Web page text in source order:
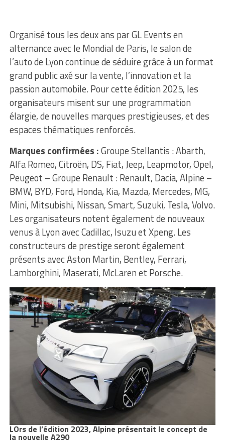
Organisé tous les deux ans par GL Events en
alternance avec le Mondial de Paris, le salon de
l’auto de Lyon continue de séduire grâce à un format
grand public axé sur la vente, l’innovation et la
passion automobile. Pour cette édition 2025, les
organisateurs misent sur une programmation
élargie, de nouvelles marques prestigieuses, et des
espaces thématiques renforcés.
Marques confirmées :Groupe Stellantis : Abarth,
Alfa Romeo, Citroën, DS, Fiat, Jeep, Leapmotor, Opel,
Peugeot – Groupe Renault : Renault, Dacia, Alpine –
BMW, BYD, Ford, Honda, Kia, Mazda, Mercedes, MG,
Mini, Mitsubishi, Nissan, Smart, Suzuki, Tesla, Volvo.
Les organisateurs notent également de nouveaux
venus à Lyon avec Cadillac, Isuzu et Xpeng. Les
constructeurs de prestige seront également
présents avec Aston Martin, Bentley, Ferrari,
Lamborghini, Maserati, McLaren et Porsche.
LOrs de l’édition 2023, Alpine présentait le concept de
la nouvelle A290